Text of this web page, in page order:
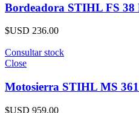
Bordeadora STIHL FS
$USD 236.00
Consultar stock
Close
Motosierra STIHL MS
$USD 959.00